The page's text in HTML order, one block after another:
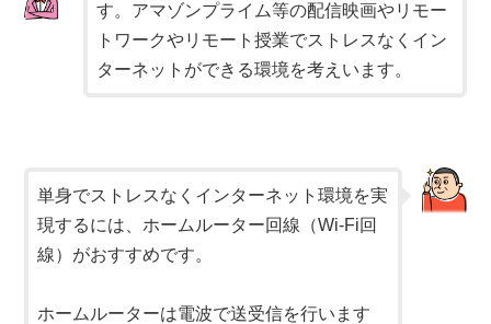
す。アマゾンプライム等の配信映画やリモー
トワークやリモート授業でストレスなくイン
ターネットができる環境を考えいます。
単身でストレスなくインターネット環境を実
現するには、ホームルーター回線（Wi-Fi回
線）がおすすめです。
ホームルーターは電波で送受信を行います